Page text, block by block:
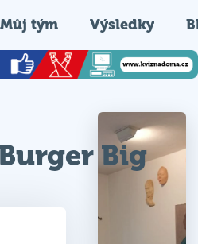
Můj tým Výsledky
Big